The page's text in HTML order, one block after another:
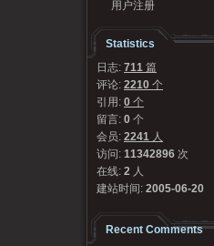
用户注册
Statistics
日志: 711 篇
评论: 2210 个
引用: 0 个
留言: 0 个
会员: 2241 人
访问: 11342896 次
在线: 2 人
建站时间: 2005-06-20
Recent Comments